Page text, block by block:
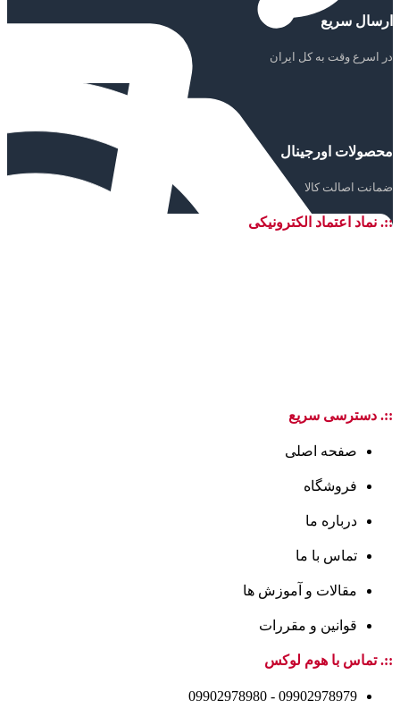
ارسال سریع
در اسرع وقت به کل ایران
محصولات اورجینال
ضمانت اصالت کالا
::. نماد اعتماد الکترونیکی
::. دسترسی سریع
صفحه اصلی
فروشگاه
درباره ما
تماس با ما
مقالات و آموزش ها
قوانین و مقررات
::. تماس با هوم لوکس
09902978979 - 09902978980